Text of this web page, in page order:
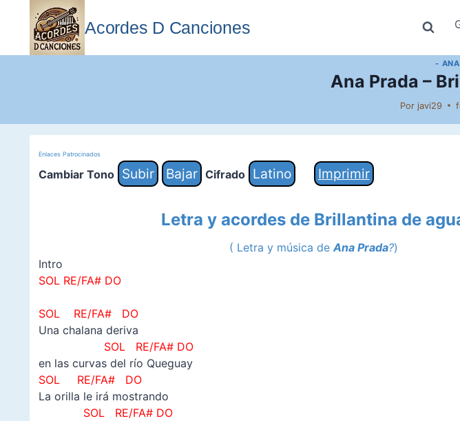
contenido
Acordes D Canciones
- ANA
Ana Prada –
Por javi29
Enlaces Patrocinados
Cambiar Tono Subir Bajar Cifrado Latino Imprimir
Letra y acordes de Brillantina de
( Letra y música de Ana Prada?)
Intro
SOL RE/FA# DO
SOL RE/FA# DO
Una chalana deriva
SOL RE/FA# DO
en las curvas del río Queguay
SOL RE/FA# DO
La orilla le irá mostrando
SOL RE/FA# DO